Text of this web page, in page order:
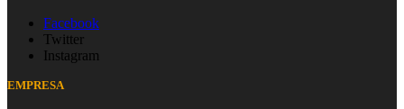
Facebook
Twitter
Instagram
EMPRESA